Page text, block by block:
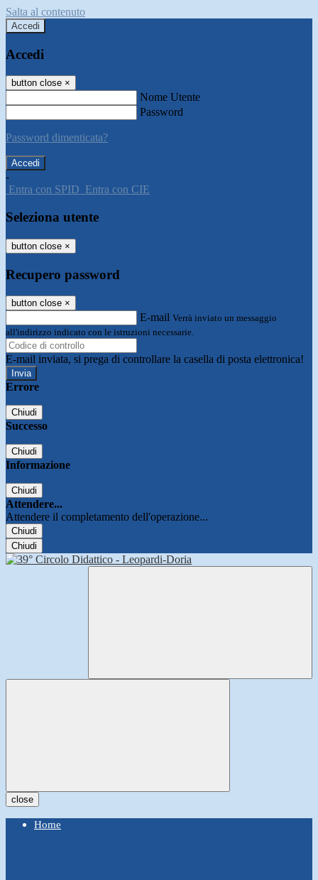
Salta al contenuto
Accedi
Accedi
button close ×
Nome Utente
Password
Password dimenticata?
-
Entra con SPID Entra con CIE
Seleziona utente
button close ×
Recupero password
button close ×
E-mail Verrà inviato un messaggio
all'indirizzo indicato con le istruzioni necessarie.
E-mail inviata, si prega di controllare la casella di posta elettronica!
Errore
Chiudi
Successo
Chiudi
Informazione
Chiudi
Attendere...
Attendere il completamento dell'operazione...
Chiudi
Chiudi
close
Home